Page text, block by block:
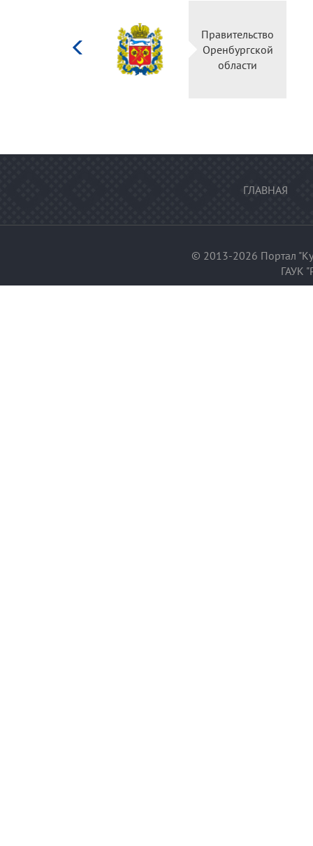
Российской
Правительство
Оренбургской
области
ГЛАВНАЯ
© 2013-2026 Портал
ГАУК